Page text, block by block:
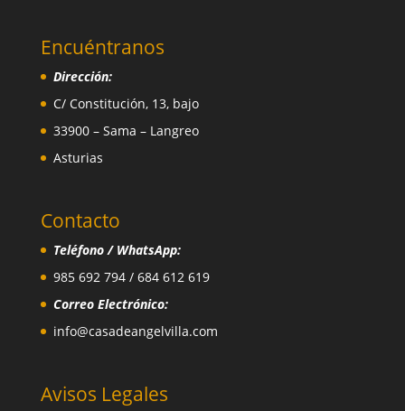
Encuéntranos
Dirección:
C/ Constitución, 13, bajo
33900 – Sama – Langreo
Asturias
Contacto
Teléfono / WhatsApp:
985 692 794 / 684 612 619
Correo Electrónico:
info@casadeangelvilla.com
Avisos Legales